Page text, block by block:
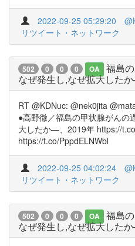
2022-09-25 05:29:20
リツイート・ネットワーク
502 0 0 0 OA
福島
なぜ発生し,なぜ拡大した
RT @KDNuc: @nek0jita
●高野徹／福島の甲状腺がん
大したか―、2019年 https://
https://t.co/PppdELNWbl
2022-09-25 04:02:24
リツイート・ネットワーク
502 0 0 0 OA
福島
なぜ発生し,なぜ拡大した